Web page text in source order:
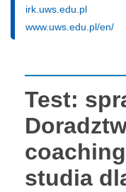
irk.uws.edu.pl
www.uws.edu.pl/en/
Test:
studia